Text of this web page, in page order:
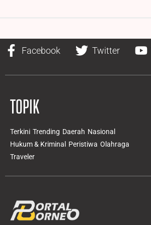
Facebook Twitter
TOPIK
Terkini Trending Daerah Nasional
Hukum & Kriminal
Peristiwa Olahraga
Traveler